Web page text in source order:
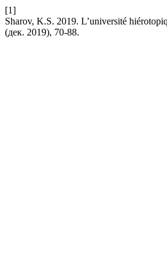
[1]
Sharov, K.S. 2019. L’université
(дек. 2019), 70-88.